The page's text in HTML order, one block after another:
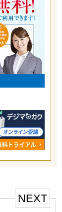
NEXT